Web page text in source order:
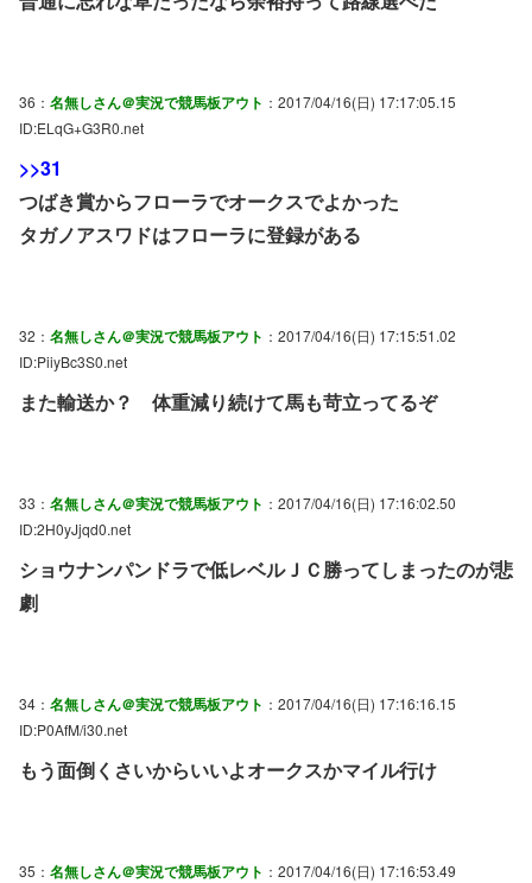
36： 名無しさん＠実況で競馬板アウト ：2017/04/16(日) 17:17:05.15
ID:ELqG+G3R0.net
>>31
つばき賞からフローラでオークスでよかった
タガノアスワドはフローラに登録がある
32： 名無しさん＠実況で競馬板アウト ：2017/04/16(日) 17:15:51.02
ID:PiiyBc3S0.net
また輸送か？ 体重減り続けて馬も苛立ってるぞ
33： 名無しさん＠実況で競馬板アウト ：2017/04/16(日) 17:16:02.50
ID:2H0yJjqd0.net
ショウナンパンドラで低レベルＪＣ勝ってしまったのが悲
劇
34： 名無しさん＠実況で競馬板アウト ：2017/04/16(日) 17:16:16.15
ID:P0AfM/i30.net
もう面倒くさいからいいよオークスかマイル行け
35： 名無しさん＠実況で競馬板アウト ：2017/04/16(日) 17:16:53.49